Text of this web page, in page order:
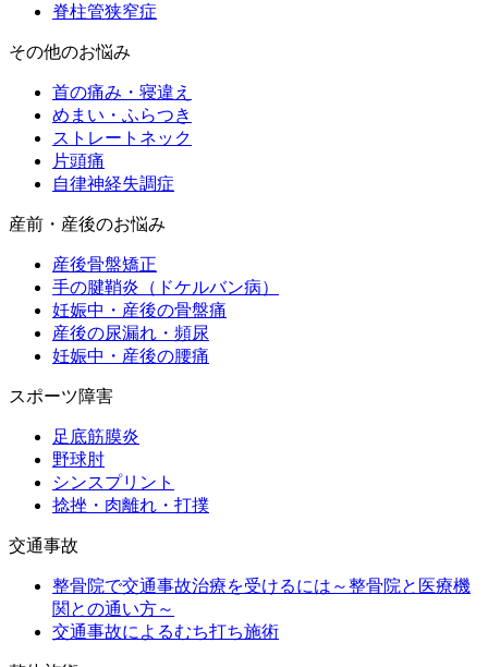
脊柱管狭窄症
その他のお悩み
首の痛み・寝違え
めまい・ふらつき
ストレートネック
片頭痛
自律神経失調症
産前・産後のお悩み
産後骨盤矯正
手の腱鞘炎（ドケルバン病）
妊娠中・産後の骨盤痛
産後の尿漏れ・頻尿
妊娠中・産後の腰痛
スポーツ障害
足底筋膜炎
野球肘
シンスプリント
捻挫・肉離れ・打撲
交通事故
整骨院で交通事故治療を受けるには～整骨院と医療機
関との通い方～
交通事故によるむち打ち施術